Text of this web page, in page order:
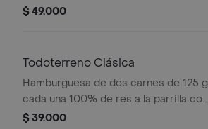
salsa BBQ, tocineta, queso
tomate y mostaza en pan papa +
$ 49.000
Todoterreno Clásica
Hamburguesa de dos carnes de 125 g
cada una 100% de res a la parrilla con
salsa bbq, queso mozzarella, lechuga,
$ 39.000